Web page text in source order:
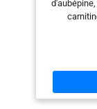
des
que des
une
muscle